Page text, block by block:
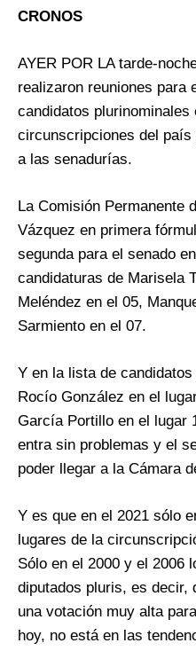
CRONOS
AYER POR LA tarde-
realizaron reuniones para
candidatos plurinominales
circunscripciones del
a las senadurías.
La Comisión Permanente
Vázquez en primera
segunda para el senado
candidaturas de Marisela
Meléndez en el 05,
Sarmiento en el 07.
Y en la lista de
Rocío González en el
García Portillo en el lugar
entra sin problemas y el
poder llegar a la Cámara
Y es que en el 2021 sólo
lugares de la
Sólo en el 2000 y el 2006
diputados pluris, es decir,
una votación muy alta
hoy, no está en las